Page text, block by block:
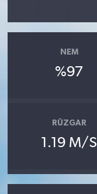
NEM
%97
RÜZGAR
1.19 M/S